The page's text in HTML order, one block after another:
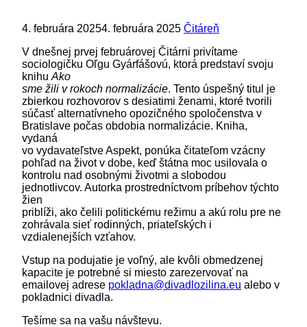
4. februára 20254. februára 2025 Čitáreň
V dnešnej prvej februárovej Čitárni privítame
sociologičku Oľgu Gyárfášovú, ktorá predstaví svoju
knihu Ako
sme žili v rokoch normalizácie. Tento úspešný titul je
zbierkou rozhovorov s desiatimi ženami, ktoré tvorili
súčasť alternatívneho opozičného spoločenstva v
Bratislave počas obdobia normalizácie. Kniha,
vydaná
vo vydavateľstve Aspekt, ponúka čitateľom vzácny
pohľad na život v dobe, keď štátna moc usilovala o
kontrolu nad osobnými životmi a slobodou
jednotlivcov. Autorka prostredníctvom príbehov týchto
žien
priblíži, ako čelili politickému režimu a akú rolu pre ne
zohrávala sieť rodinných, priateľských i
vzdialenejších vzťahov.
Vstup na podujatie je voľný, ale kvôli obmedzenej
kapacite je potrebné si miesto zarezervovať na
emailovej adrese pokladna@divadlozilina.eu alebo v
pokladnici divadla.
Tešíme sa na vašu návštevu.